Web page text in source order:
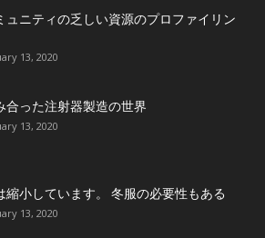
ュニティの乏しい資源のプロファイリン
13, 2020
合った注射器製造の世界
13, 2020
縮小しています。 冬服の必要性もある
13, 2020